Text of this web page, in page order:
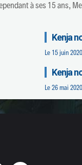
à ses 15 ans,
Kenja
Le 15 juin
Kenja
Le26 mai